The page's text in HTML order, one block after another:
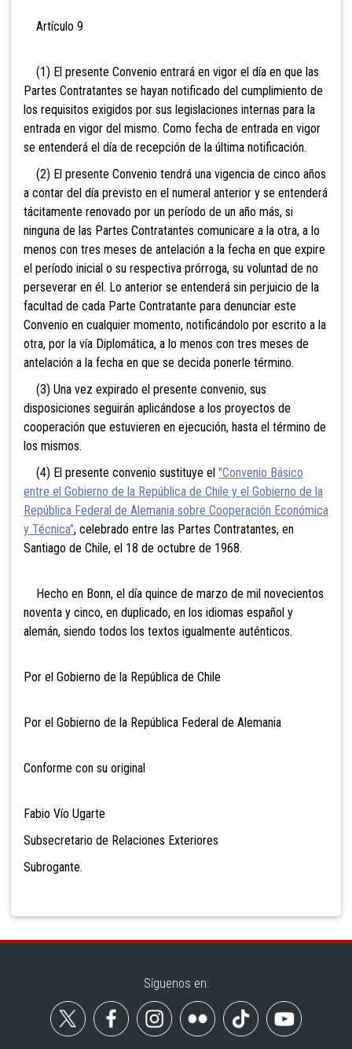
Artículo 9
(1) El presente Convenio entrará en vigor el día en que las
Partes Contratantes se hayan notificado del cumplimiento de
los requisitos exigidos por sus legislaciones internas para la
entrada en vigor del mismo. Como fecha de entrada en vigor
se entenderá el día de recepción de la última notificación.
(2) El presente Convenio tendrá una vigencia de cinco años
a contar del día previsto en el numeral anterior y se entenderá
tácitamente renovado por un período de un año más, si
ninguna de las Partes Contratantes comunicare a la otra, a lo
menos con tres meses de antelación a la fecha en que expire
el período inicial o su respectiva prórroga, su voluntad de no
perseverar en él. Lo anterior se entenderá sin perjuicio de la
facultad de cada Parte Contratante para denunciar este
Convenio en cualquier momento, notificándolo por escrito a la
otra, por la vía Diplomática, a lo menos con tres meses de
antelación a la fecha en que se decida ponerle término.
(3) Una vez expirado el presente convenio, sus
disposiciones seguirán aplicándose a los proyectos de
cooperación que estuvieren en ejecución, hasta el término de
los mismos.
(4) El presente convenio sustituye el "Convenio Básico
entre el Gobierno de la República de Chile y el Gobierno de la
República Federal de Alemania sobre Cooperación Económica
y Técnica", celebrado entre las Partes Contratantes, en
Santiago de Chile, el 18 de octubre de 1968.
Hecho en Bonn, el día quince de marzo de mil novecientos
noventa y cinco, en duplicado, en los idiomas español y
alemán, siendo todos los textos igualmente auténticos.
Por el Gobierno de la República de Chile
Por el Gobierno de la República Federal de Alemania
Conforme con su original
Fabio Vío Ugarte
Subsecretario de Relaciones Exteriores
Subrogante.
Síguenos en: